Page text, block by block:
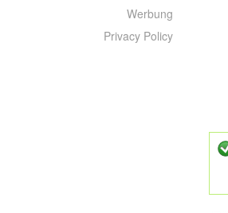
s
e
Werbung
Privacy Policy